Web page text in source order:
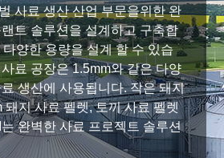
사료 생산 산업 부문을위한 완
트 솔루션을 설계하고 구축합
양한 용량을 설계 할 수 있습
료 공장은 1.5mm와 같은 다양
생산에 사용됩니다. 작은 돼지
돼지 사료 펠렛, 토끼 사료 펠렛
완벽한 사료 프로젝트 솔루션